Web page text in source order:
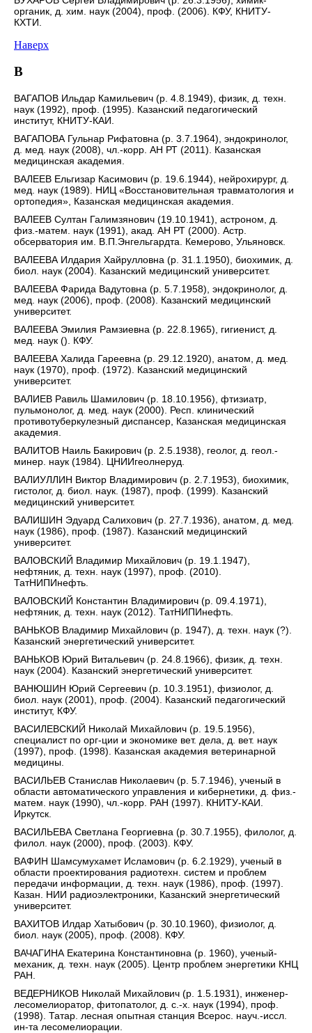
органик, д. хим. наук (2004), проф. (2006). КФУ, КНИТУ-
КХТИ.
Наверх
В
ВАГАПОВ Ильдар Камильевич (р. 4.8.1949), физик, д. техн.
наук (1992), проф. (1995). Казанский педагогический
институт, КНИТУ-КАИ.
ВАГАПОВА Гульнар Рифатовна (р. 3.7.1964), эндокринолог,
д. мед. наук (2008), чл.-корр. АН РТ (2011). Казанская
медицинская академия.
ВАЛЕЕВ Ельгизар Касимович (р. 19.6.1944), нейрохирург, д.
мед. наук (1989). НИЦ «Восстановительная травматология и
ортопедия», Казанская медицинская академия.
ВАЛЕЕВ Султан Галимзянович (19.10.1941), астроном, д.
физ.-матем. наук (1991), акад. АН РТ (2000). Астр.
обсерватория им. В.П.Энгельгардта. Кемерово, Ульяновск.
ВАЛЕЕВА Илдария Хайрулловна (р. 31.1.1950), биохимик, д.
биол. наук (2004). Казанский медицинский университет.
ВАЛЕЕВА Фарида Вадутовна (р. 5.7.1958), эндокринолог, д.
мед. наук (2006), проф. (2008). Казанский медицинский
университет.
ВАЛЕЕВА Эмилия Рамзиевна (р. 22.8.1965), гигиенист, д.
мед. наук (). КФУ.
ВАЛЕЕВА Халида Гареевна (р. 29.12.1920), анатом, д. мед.
наук (1970), проф. (1972). Казанский медицинский
университет.
ВАЛИЕВ Равиль Шамилович (р. 18.10.1956), фтизиатр,
пульмонолог, д. мед. наук (2000). Респ. клинический
противотуберкулезный диспансер, Казанская медицинская
академия.
ВАЛИТОВ Наиль Бакирович (р. 2.5.1938), геолог, д. геол.-
минер. наук (1984). ЦНИИгеолнеруд.
ВАЛИУЛЛИН Виктор Владимирович (р. 2.7.1953), биохимик,
гистолог, д. биол. наук. (1987), проф. (1999). Казанский
медицинский университет.
ВАЛИШИН Эдуард Салихович (р. 27.7.1936), анатом, д. мед.
наук (1986), проф. (1987). Казанский медицинский
университет.
ВАЛОВСКИЙ Владимир Михайлович (р. 19.1.1947),
нефтяник, д. техн. наук (1997), проф. (2010).
ТатНИПИнефть.
ВАЛОВСКИЙ Константин Владимирович (р. 09.4.1971),
нефтяник, д. техн. наук (2012). ТатНИПИнефть.
ВАНЬКОВ Владимир Михайлович (р. 1947), д. техн. наук (?).
Казанский энергетический университет.
ВАНЬКОВ Юрий Витальевич (р. 24.8.1966), физик, д. техн.
наук (2004). Казанский энергетический университет.
ВАНЮШИН Юрий Сергеевич (р. 10.3.1951), физиолог, д.
биол. наук (2001), проф. (2004). Казанский педагогический
институт, КФУ.
ВАСИЛЕВСКИЙ Николай Михайлович (р. 19.5.1956),
специалист по орг-ции и экономике вет. дела, д. вет. наук
(1997), проф. (1998). Казанская академия ветеринарной
медицины.
ВАСИЛЬЕВ Станислав Николаевич (р. 5.7.1946), ученый в
области автоматического управления и кибернетики, д. физ.-
матем. наук (1990), чл.-корр. РАН (1997). КНИТУ-КАИ.
Иркутск.
ВАСИЛЬЕВА Светлана Георгиевна (р. 30.7.1955), филолог, д.
филол. наук (2000), проф. (2003). КФУ.
ВАФИН Шамсумухамет Исламович (р. 6.2.1929), ученый в
области проектирования радиотехн. систем и проблем
передачи информации, д. техн. наук (1986), проф. (1997).
Казан. НИИ радиоэлектроники, Казанский энергетический
университет.
ВАХИТОВ Илдар Хатыбович (р. 30.10.1960), физиолог, д.
биол. наук (2005), проф. (2008). КФУ.
ВАЧАГИНА Екатерина Константиновна (р. 1960), ученый-
механик, д. техн. наук (2005). Центр проблем энергетики КНЦ
РАН.
ВЕДЕРНИКОВ Николай Михайлович (р. 1.5.1931), инженер-
лесомелиоратор, фитопатолог, д. с.-х. наук (1994), проф.
(1998). Татар. лесная опытная станция Всерос. науч.-иссл.
ин-та лесомелиорации.